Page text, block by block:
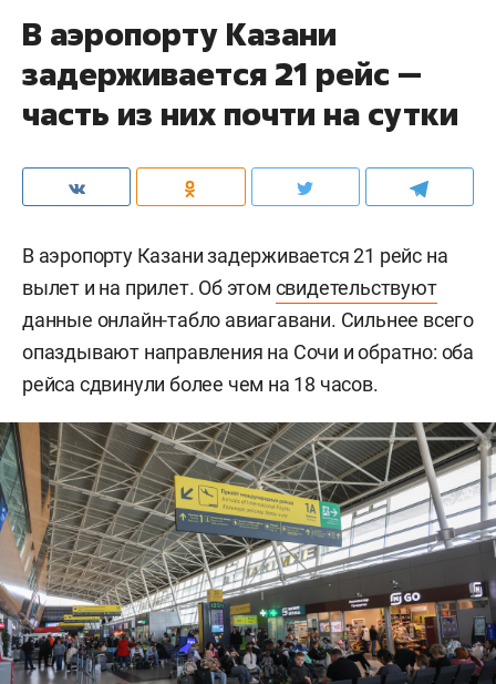
В аэропорту Казани
задерживается 21 рейс —
часть из них почти на сутки
В аэропорту Казани задерживается 21 рейс на
вылет и на прилет. Об этом свидетельствуют
данные онлайн-табло авиагавани. Сильнее всего
опаздывают направления на Сочи и обратно: оба
рейса сдвинули более чем на 18 часов.